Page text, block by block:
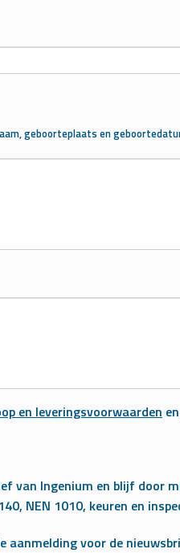
geboorteplaats en
en leveringsvoorwaarden en
van Ingenium en blijf door
NEN 1010, keuren en
aanmelding voor de